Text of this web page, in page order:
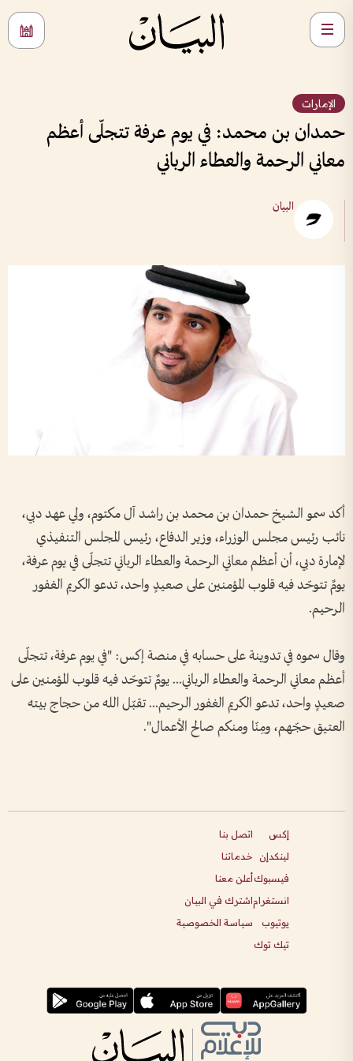
الإمارات
حمدان بن محمد: في يوم عرفة تتجلّى أعظم
معاني الرحمة والعطاء الرباني
البيان
أكد سمو الشيخ حمدان بن محمد بن راشد آل مكتوم، ولي عهد دبي،
نائب رئيس مجلس الوزراء، وزير الدفاع، رئيس المجلس التنفيذي
لإمارة دبي، أن أعظم معاني الرحمة والعطاء الرباني تتجلّى في يوم عرفة،
يومٌ تتوحّد فيه قلوب المؤمنين على صعيدٍ واحد، تدعو الكريم الغفور
الرحيم.
وقال سموه في تدوينة على حسابه في منصة إكس: "في يوم عرفة، تتجلّى
أعظم معاني الرحمة والعطاء الرباني... يومٌ تتوحّد فيه قلوب المؤمنين على
صعيدٍ واحد، تدعو الكريم الغفور الرحيم... تقبّل الله من حجاج بيته
العتيق حجّهم، ومِنّا ومنكم صالح الأعمال".
إكس
لينكدإن
فيسبوك
انستغرام
يوتيوب
تيك توك
اتصل بنا
خدماتنا
أعلن معنا
اشترك في البيان
سياسة الخصوصية